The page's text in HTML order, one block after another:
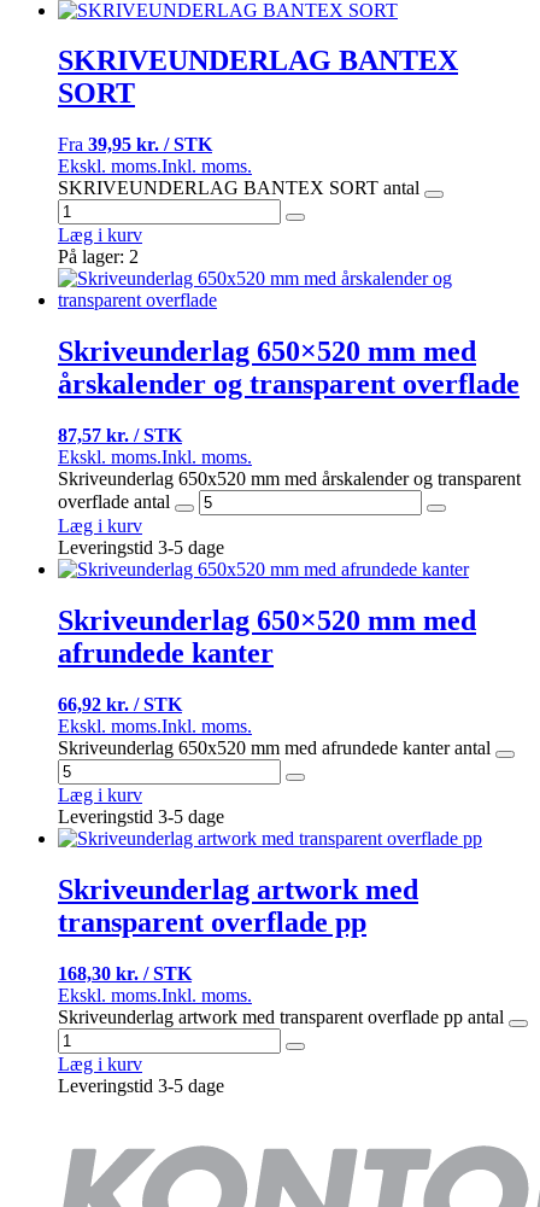
SKRIVEUNDERLAG BANTEX
SORT
Fra 39,95 kr. / STK
Ekskl. moms.Inkl. moms.
SKRIVEUNDERLAG BANTEX SORT antal
Læg i kurv
På lager: 2
Skriveunderlag 650×520 mm med
årskalender og transparent overflade
87,57 kr. / STK
Ekskl. moms.Inkl. moms.
Skriveunderlag 650x520 mm med årskalender og transparent
overflade antal
Læg i kurv
Leveringstid 3-5 dage
Skriveunderlag 650×520 mm med
afrundede kanter
66,92 kr. / STK
Ekskl. moms.Inkl. moms.
Skriveunderlag 650x520 mm med afrundede kanter antal
Læg i kurv
Leveringstid 3-5 dage
Skriveunderlag artwork med
transparent overflade pp
168,30 kr. / STK
Ekskl. moms.Inkl. moms.
Skriveunderlag artwork med transparent overflade pp antal
Læg i kurv
Leveringstid 3-5 dage